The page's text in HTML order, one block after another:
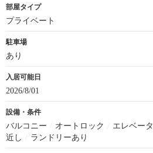
部屋タイプ
プライベート
駐車場
あり
入居可能日
2026/8/01
設備・条件
バルコニー オートロック エレベータ
近し
ランドリーあり